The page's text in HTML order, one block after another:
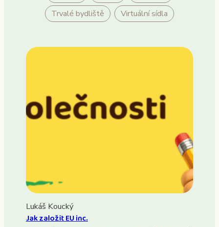
Trvalé bydliště
Virtuální sídla
Lukáš Koucký
Jak založit EU inc.